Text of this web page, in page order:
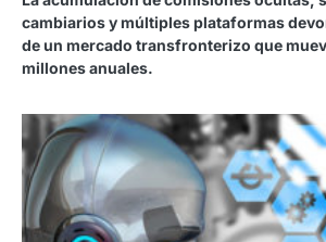
cambiarios y múltiples plataformas
de un mercado transfronterizo que
millones anuales.